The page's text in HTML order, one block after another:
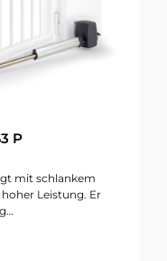
P
mit schlankem
Leistung. Er